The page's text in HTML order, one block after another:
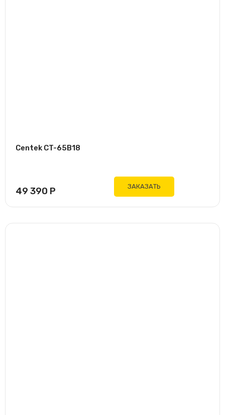
Centek CT-65B18
49 390 Р ЗАКАЗАТЬ